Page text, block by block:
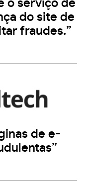
o serviço de
do site de
fraudes.”
de e-